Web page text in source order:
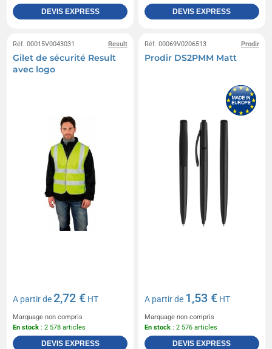
DEVIS EXPRESS DEVIS EXPRESS
Result
Réf. 00015V0043031
Gilet de sécurité Result
avec logo
A partir de2,72 € HT
Marquage non compris
En stock : 2 578 articles
DEVIS EXPRESS
Prodir
Réf. 00069V0206513
Prodir DS2PMM Matt
A partir de 1,53 € HT
Marquage non compris
En stock : 2 576 articles
DEVIS EXPRESS